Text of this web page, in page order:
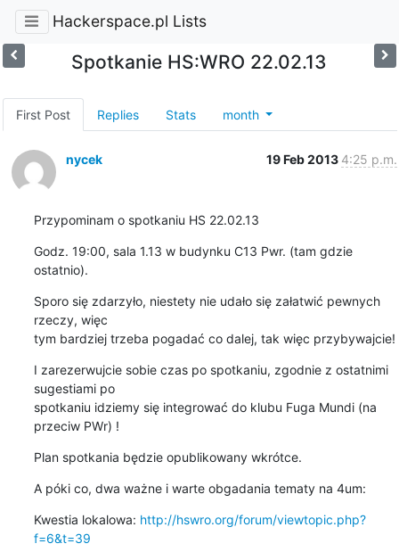
Hackerspace.pl Lists
Spotkanie HS:WRO 22.02.13
First Post Replies Stats month
nycek 19 Feb 2013 4:25 p.m.
Przypominam o spotkaniu HS 22.02.13
Godz. 19:00, sala 1.13 w budynku C13 Pwr. (tam gdzie
ostatnio).
Sporo się zdarzyło, niestety nie udało się załatwić pewnych
rzeczy, więc
tym bardziej trzeba pogadać co dalej, tak więc przybywajcie!
I zarezerwujcie sobie czas po spotkaniu, zgodnie z ostatnimi
sugestiami po
spotkaniu idziemy się integrować do klubu Fuga Mundi (na
przeciw PWr) !
Plan spotkania będzie opublikowany wkrótce.
A póki co, dwa ważne i warte obgadania tematy na 4um:
Kwestia lokalowa: http://hswro.org/forum/viewtopic.php?
f=6&t=39